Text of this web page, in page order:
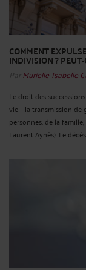
COMMENT
INDIVISION ?
Par Murielle-Isabelle
Le droit des
vie – la transmission
personnes, de la
Laurent Aynès). Le décès